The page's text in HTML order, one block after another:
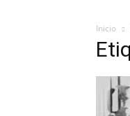
Inicio